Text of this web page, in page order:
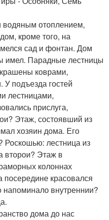
отоплением,
кроме того, на
сад и фонтан. Дом
имел. Парадные лестницы
коврами,
подъезда гостей
лестницами,
прислуга,
Этаж, состоявший из
хозяин дома. Его
Роскошью: лестница из
второи? Этаж в
колоннах
красовался
внутреннии?
дома до нас